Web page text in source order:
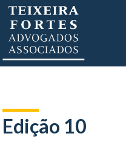
Edição 10